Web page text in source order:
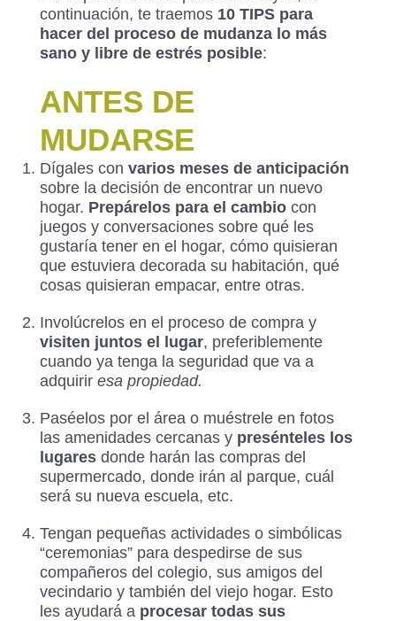
continuación, te traemos 10 TIPS para
hacer del proceso de mudanza lo más
sano y libre de estrés posible:
ANTES DE
MUDARSE
Dígales con varios meses de anticipación
sobre la decisión de encontrar un nuevo
hogar. Prepárelos para el cambiocon
juegos y conversaciones sobre qué les
gustaría tener en el hogar, cómo quisieran
que estuviera decorada su habitación, qué
cosas quisieran empacar, entre otras.
Involúcrelos en el proceso de compra y
visiten juntos el lugar, preferiblemente
cuando ya tenga la seguridad que va a
adquirir esa propiedad.
Paséelos por el área o muéstrele en fotos
las amenidades cercanas y presénteles los
lugaresdonde harán las compras del
supermercado, donde irán al parque, cuál
será su nueva escuela, etc.
Tengan pequeñas actividades o simbólicas
“ceremonias” para despedirse de sus
compañeros del colegio, sus amigos del
vecindario y también del viejo hogar. Esto
les ayudará a procesar todas sus